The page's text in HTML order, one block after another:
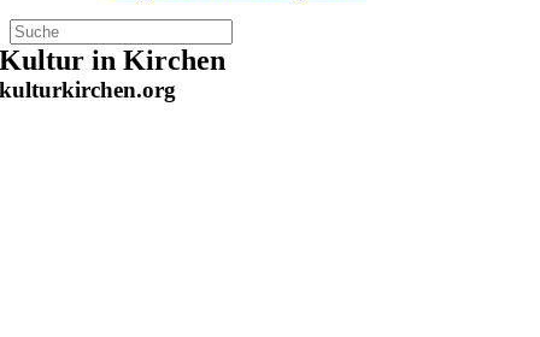
Zum
Inhalt
springen
Kultur in Kirchen
kulturkirchen.org